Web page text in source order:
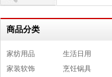
商品分类
家纺用品
生活日用
家装软饰
烹饪锅具